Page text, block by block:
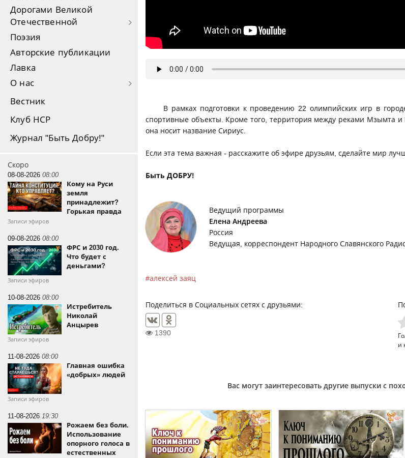
Дорогами Великой
Отечественной
Поэзия
Авторские публикации
Лавка
О нас
Вестник
Клуб НСР
Журнал "Быть Добру!"
Скоро
08-08-2026 08:00
Кому на Руси
земля
принадлежит?
Горькая правда
Записи эфиров
09-08-2026 08:00
ФРС и 2030 год.
Что будет с
деньгами?
Записи эфиров
10-08-2026 08:00
Истребитель
Николай
Анцырев
Записи эфиров
11-08-2026 08:00
Главная ошибка
«добрых» людей
Записи эфиров
11-08-2026 19:30
Рожаем без боли.
Использование
опорного голоса в
естественных
В рамках подготовки к проведению 22 олимпийских игр в
спортивные объекты. Кроме того, территория между реками Мзымта и
она носит название Сириус.
Если эта тема важная - расскажите об эфире друзьям, сделайте мир
Быть ДОБРУ!
Ведущий программы
Елена Андреева
Россия
Ведущая, корреспондент Народного Славянского
алексей заяц
Поделиться в Социальных сетях с друзьями:
1390
и
Вас могут заинтересовать другие выпуски с